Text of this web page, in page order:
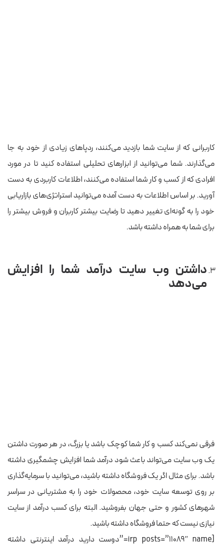
کاربرانی که از سایت شما بازدید می‌کنند، ردپاهای زیادی از خود به جا
می‌گذارند. شما می‌توانید از ابزارهای تحلیلی استفاده کنید تا در مورد
افرادی که از کسب و کار شما استفاده می‌کنند، اطلاعات کاربردی به دست
آورید. بر اساس اطلاعات به دست آمده می‌توانید استراتژی‌های بازاریابی
خود را به گونه‌ای تغییر دهید تا رضایت بیشتر کاربران و فروش بیشتر را
برای شما به همراه داشته باشد.
داشتن وب سایت درآمد شما را افزایش
می‌دهد
فرقی نمی‌کند کسب و کار شما کوچک باشد یا بزرگ، در هر صورت داشتن
یک وب سایت می‌تواند باعث شود درآمد شما افزایش چشمگیری داشته
باشد. برای مثال اگر یک فروشگاه داشته باشید، می‌توانید با سرمایه‌گذاری
بر روی توسعه سایت خود، محصولات خود را به مشتریانی در سراسر
شهرهای کشور و حتی جهان بفروشید. البته برای کسب درآمد از سایت
نیازی نیست که حتما فروشگاه داشته باشید.
[irp posts=”11089″ name=”دوست دارید درآمد اینترنتی داشته